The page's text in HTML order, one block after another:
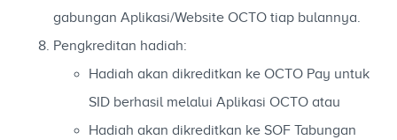
gabungan Aplikasi/Website OCTO tiap bulannya.
Pengkreditan hadiah:
Hadiah akan dikreditkan ke OCTO Pay untuk
SID berhasil melalui Aplikasi OCTO atau
Hadiah akan dikreditkan ke SOF Tabungan